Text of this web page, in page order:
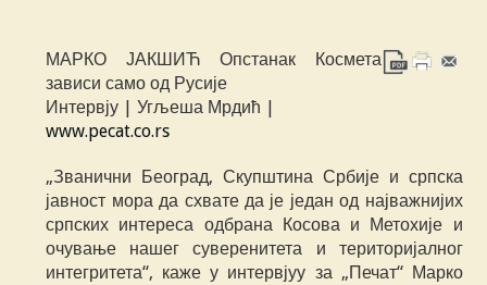
МАРКО ЈАКШИЋ Опстанак Космета
зависи само од Русије
Интервју | Угљеша Мрдић |
www.pecat.co.rs
„Званични Београд, Скупштина Србије и српска
јавност мора да схвате да је један од најважнијих
српских интереса одбрана Косова и Метохије и
очување нашег суверенитета и територијалног
интегритета“, каже у интервјуу за „Печат“ Марко